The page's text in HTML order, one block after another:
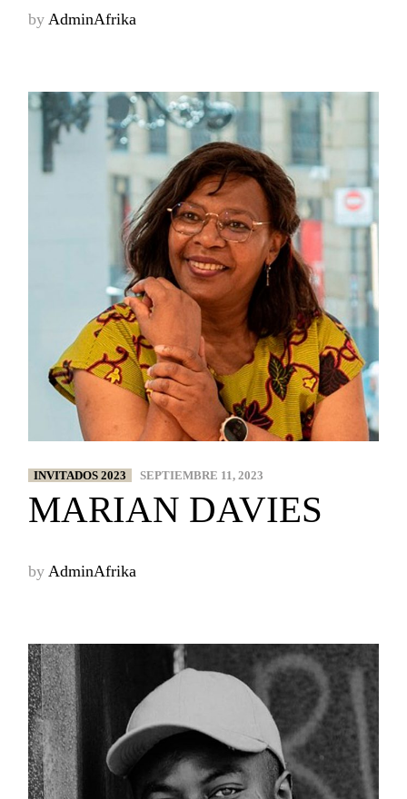
by AdminAfrika
INVITADOS 2023 SEPTIEMBRE 11, 2023
MARIAN DAVIES
by AdminAfrika